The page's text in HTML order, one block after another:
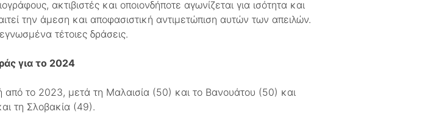
ακτιβιστές και οποιονδήποτε αγωνίζεται για ισότητα και
την άμεση και αποφασιστική αντιμετώπιση αυτών των απειλών.
τέτοιες δράσεις.
για το 2024
το 2023, μετά τη Μαλαισία (50) και το Βανουάτου (50) και
τη Σλοβακία (49).